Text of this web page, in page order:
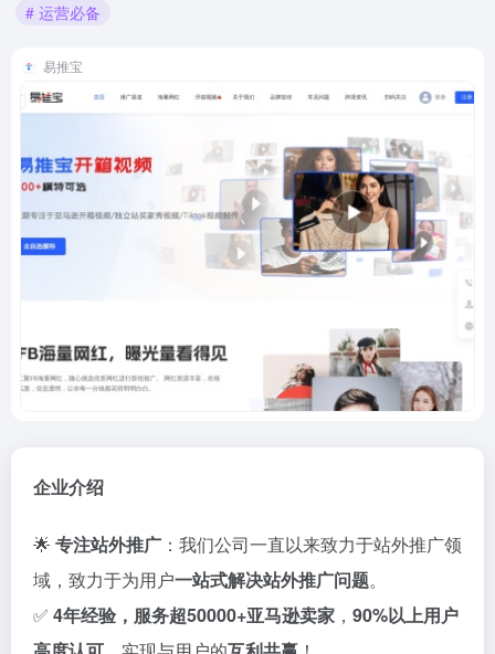
# 运营必备
易推宝
企业介绍
🌟 专注站外推广 ：我们公司一直以来致力于站外推广领
域，致力于为用户一站式解决站外推广问题。
✅ 4年经验，服务超50000+亚马逊卖家 ， 90%以上用户